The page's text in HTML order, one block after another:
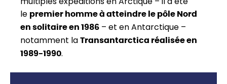
le premier homme à atteindre le pôle Nord
en solitaire en 1986 – et en Antarctique –
notamment la Transantarctica réalisée en
1989-1990.